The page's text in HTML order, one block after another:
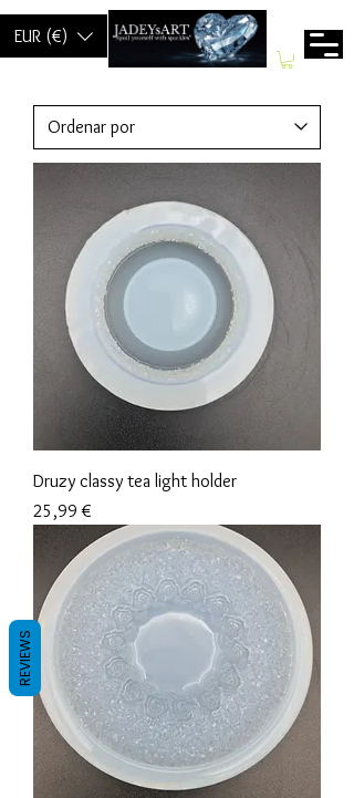
EUR (€)
Druzy classy tea light holder
Precio
25,99 €
REVIEWS